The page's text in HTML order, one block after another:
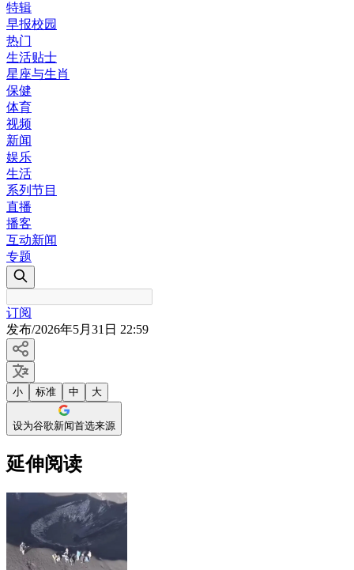
特辑
早报校园
热门
生活贴士
星座与生肖
保健
体育
视频
新闻
娱乐
生活
系列节目
直播
播客
互动新闻
专题
订阅
发布/2026年5月31日 22:59
小 标准 中 大
设为谷歌新闻首选来源
延伸阅读